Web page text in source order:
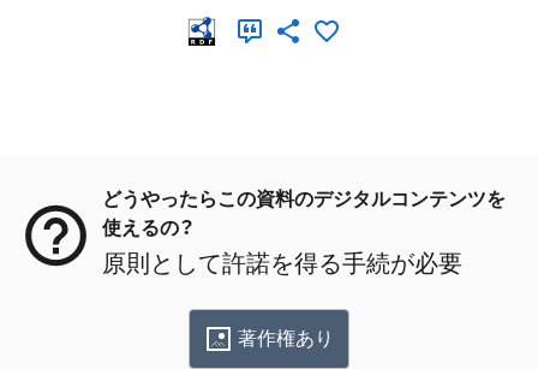
どうやったらこの資料のデジタルコンテンツを
使えるの？
原則として許諾を得る手続が必要
著作権あり